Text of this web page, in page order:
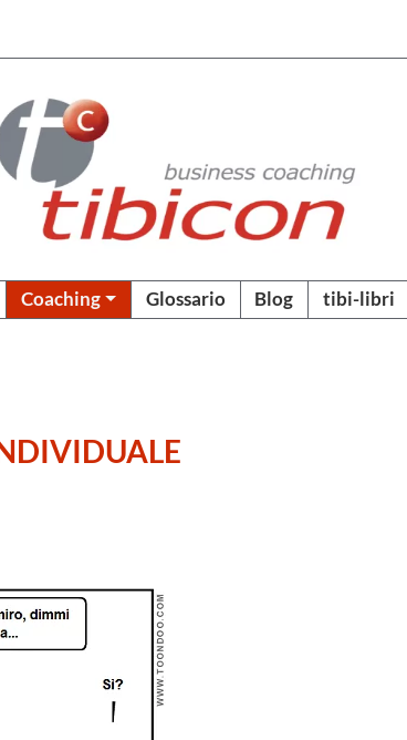
Coaching Glossario Blog tibi-libri